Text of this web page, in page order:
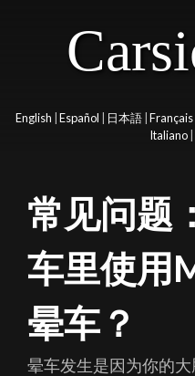
English |Español 日本語 |Français
Italiano|
常见问题
车里使用
晕车？
晕车发生是因为你的